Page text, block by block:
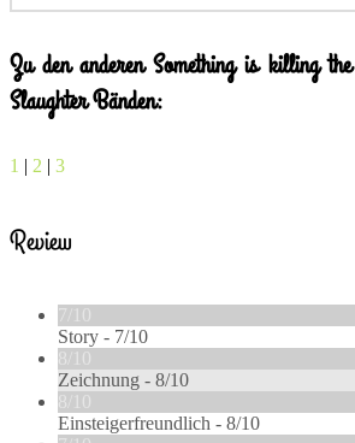
Zu den anderen Something is killing
Slaughter Bänden:
1 | 2 | 3
Review
7/10
Story - 7/10
8/10
Zeichnung - 8/10
8/10
Einsteigerfreundlich - 8/10